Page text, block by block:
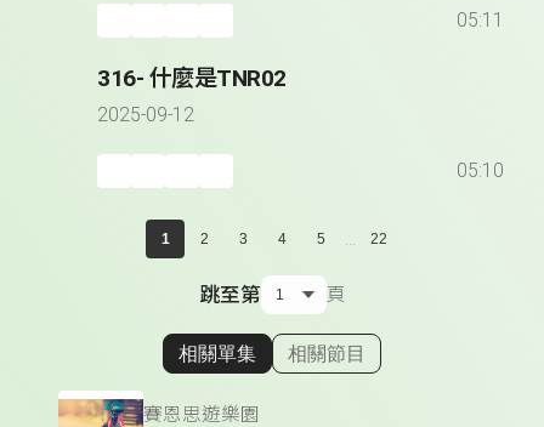
05:11
316- 什麼是TNR02
2025-09-12
05:10
1 2 3 4 5 ... 22
跳至第 頁
顯示相關單集
相關單集 相關節目
賽恩思遊樂園